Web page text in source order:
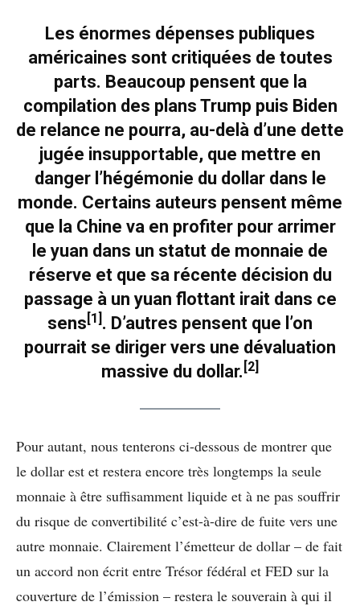
Les énormes dépenses publiques
américaines sont critiquées de toutes
parts. Beaucoup pensent que la
compilation des plans Trump puis Biden
de relance ne pourra, au-delà d’une dette
jugée insupportable, que mettre en
danger l’hégémonie du dollar dans le
monde. Certains auteurs pensent même
que la Chine va en profiter pour arrimer
le yuan dans un statut de monnaie de
réserve et que sa récente décision du
passage à un yuan flottant irait dans ce
sens [1] . D’autres pensent que l’on
pourrait se diriger vers une dévaluation
massive du dollar. [2]
Pour autant, nous tenterons ci-dessous de montrer que
le dollar est et restera encore très longtemps la seule
monnaie à être suffisamment liquide et à ne pas souffrir
du risque de convertibilité c’est-à-dire de fuite vers une
autre monnaie. Clairement l’émetteur de dollar – de fait
un accord non écrit entre Trésor fédéral et FED sur la
couverture de l’émission – restera le souverain à qui il